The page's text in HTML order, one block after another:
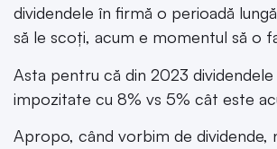
dividendele în firmă o perioadă
să le scoți, acum e momentul să o
Asta pentru că din 2023
impozitate cu 8% vs 5% cât este
Apropo, când vorbim de dividende,